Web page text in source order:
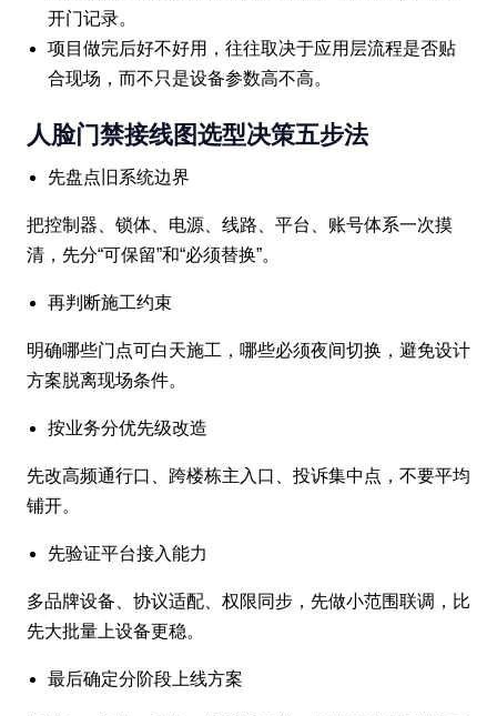
开门记录。
项目做完后好不好用，往往取决于应用层流程是否贴
合现场，而不只是设备参数高不高。
人脸门禁接线图选型决策五步法
先盘点旧系统边界
把控制器、锁体、电源、线路、平台、账号体系一次摸
清，先分“可保留”和“必须替换”。
再判断施工约束
明确哪些门点可白天施工，哪些必须夜间切换，避免设计
方案脱离现场条件。
按业务分优先级改造
先改高频通行口、跨楼栋主入口、投诉集中点，不要平均
铺开。
先验证平台接入能力
多品牌设备、协议适配、权限同步，先做小范围联调，比
先大批量上设备更稳。
最后确定分阶段上线方案